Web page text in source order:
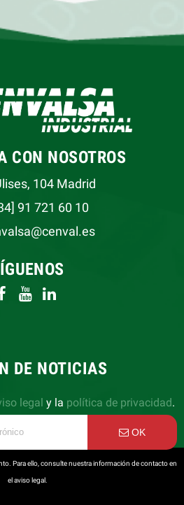
CON NOSOTROS
104 Madrid
91 721 60 10
DE NOTICIAS
legal y la política de privacidad.
OK
Para ello, consulte nuestra información de contacto en
el aviso legal.